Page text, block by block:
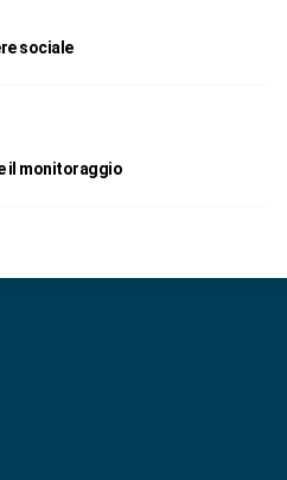
sociale
il monitoraggio